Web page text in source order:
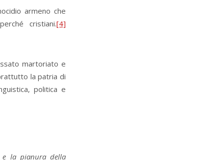
armeno che
cristiani.[4]
martoriato e
la patria di
politica e
e la pianura della